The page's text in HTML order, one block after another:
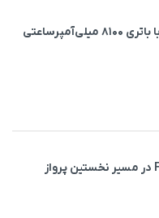
گوشی X7e Plus 5G آنر با باتری ۸۱۰۰ میلی‌آمپرساعتی